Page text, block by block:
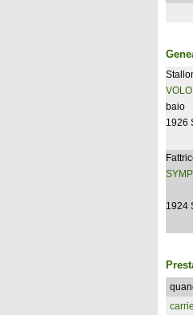
baio
1926
1924